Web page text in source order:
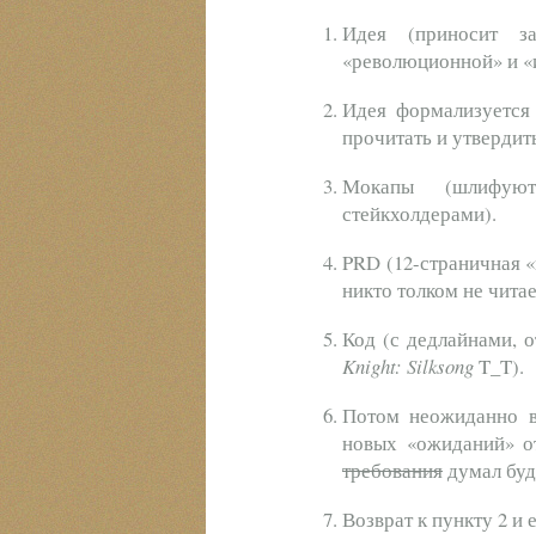
Идея (приносит
«революционной» и
Идея
прочитать и
Мокапы
стейкхолдерами).
PRD (12-страничная
никто толком не
Код (с дедлайнами,
Knight: SilksongT_T).
Потом неожиданно
новых «ожиданий»
требованиядумал
Возврат к пункту 2 и